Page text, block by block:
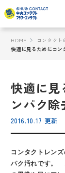
HOME
コンタクト
快適に見るためにコン
快適に見
ンパク除
2016.10.17 更新
コンタクトレン
パク汚れです。